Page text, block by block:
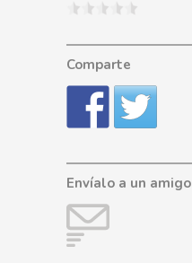
Comparte
Envíalo a un amigo